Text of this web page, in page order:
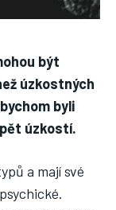
onemocněních,
pro
být
úzkostných
byli
úzkostí.
a mají své